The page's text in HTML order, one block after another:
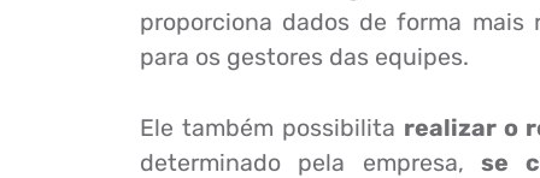
proporciona dados de forma mais
para os gestores das equipes.
Ele também possibilita realizar o
determinado pela empresa,se